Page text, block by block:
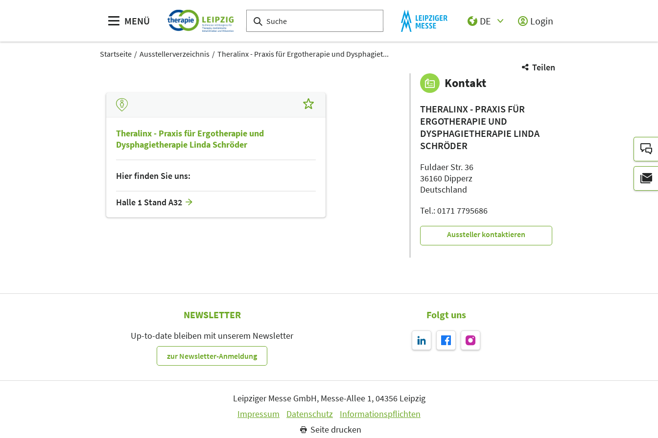
MENÜ
DE
Login
Startseite Ausstellerverzeichnis Theralinx - Praxis für Ergotherapie und Dysphagiet...
Teilen
Theralinx - Praxis für Ergotherapie und
Dysphagietherapie Linda Schröder
Hier finden Sie uns:
Halle 1 Stand A32
Kontakt
THERALINX - PRAXIS FÜR
ERGOTHERAPIE UND
DYSPHAGIETHERAPIE LINDA
SCHRÖDER
Fuldaer Str. 36
36160 Dipperz
Deutschland
Tel.: 0171 7795686
Aussteller kontaktieren
NEWSLETTER
Up-to-date bleiben mit unserem Newsletter
zur Newsletter-Anmeldung
Folgt uns
Leipziger Messe GmbH, Messe-Allee 1, 04356 Leipzig
Impressum
Datenschutz
Informationspflichten
Seite drucken